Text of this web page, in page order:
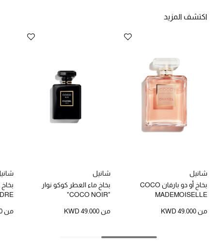
هدايا للنساء
ركن الفخامة
جميع الملابس النسائية
جميع الحقائب النسائية
جميع الإكسسورات النسائية
اكتشف المزيد
شانيل
بخاخ أو دو بارفان COCO
MADEMOISELLE
منKWD 49.000
شانيل
بخاخ ماء العطر كوكو نوار
"COCO NOIR"
منKWD 49.000 من